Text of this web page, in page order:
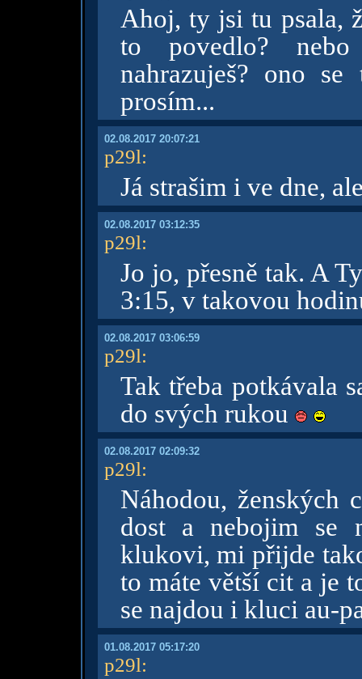
Ahoj, ty jsi tu psala,
to povedlo?
nahrazuješ? ono
prosím...
02.08.2017 20:07:21
p29l:
Já strašim i ve dne,
02.08.2017 03:12:35
p29l:
Jo jo, přesně tak. A
3:15, v takovou
02.08.2017 03:06:59
p29l:
Tak třeba potkávala
do svých rukou
02.08.2017 02:09:32
p29l:
Náhodou, ženských
dost a nebojim se
klukovi, mi přijde
to máte větší cit a je
se najdou i kluci au-
01.08.2017 05:17:20
p29l: